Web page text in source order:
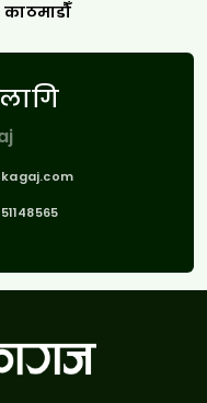
काठमाडौँ